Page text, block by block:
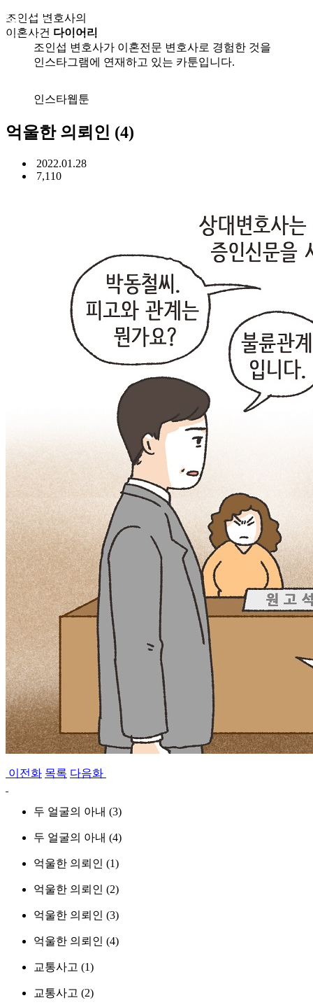
조인섭 변호사의
이혼사건 다이어리
조인섭 변호사가 이혼전문 변호사로 경험한 것을
인스타그램에 연재하고 있는 카툰입니다.
인스타웹툰
억울한 의뢰인 (4)
2022.01.28
7,110
이전화 목록 다음화
두 얼굴의 아내 (3)
두 얼굴의 아내 (4)
억울한 의뢰인 (1)
억울한 의뢰인 (2)
억울한 의뢰인 (3)
억울한 의뢰인 (4)
교통사고 (1)
교통사고 (2)